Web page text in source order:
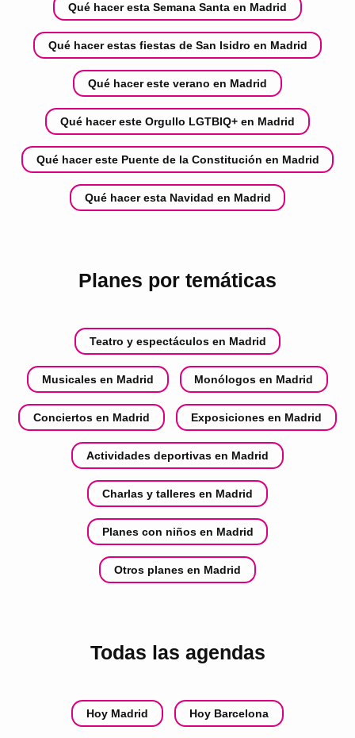
Qué hacer esta Semana Santa en Madrid
Qué hacer estas fiestas de San Isidro en Madrid
Qué hacer este verano en Madrid
Qué hacer este Orgullo LGTBIQ+ en Madrid
Qué hacer este Puente de la Constitución en Madrid
Qué hacer esta Navidad en Madrid
Planes por temáticas
Teatro y espectáculos en Madrid
Musicales en Madrid Monólogos en Madrid
Conciertos en Madrid Exposiciones en Madrid
Actividades deportivas en Madrid
Charlas y talleres en Madrid
Planes con niños en Madrid
Otros planes en Madrid
Todas las agendas
Hoy Madrid Hoy Barcelona